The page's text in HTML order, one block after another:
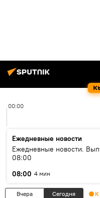
00:00
Ежедневные новости
Ежедневные новости.
08:00
08:00 4 мин
Вчера Сегодня К